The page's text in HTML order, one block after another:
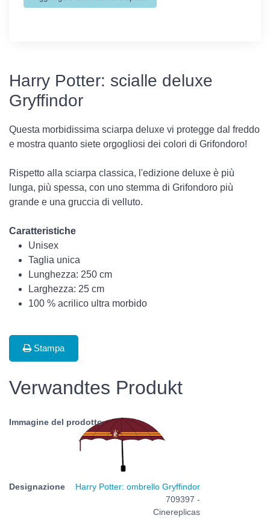
Harry Potter: scialle deluxe
Gryffindor
Questa morbidissima sciarpa deluxe vi protegge dal freddo
e mostra quanto siete orgogliosi dei colori di Grifondoro!
Rispetto alla sciarpa classica, l'edizione deluxe è più
lunga, più spessa, con uno stemma di Grifondoro più
grande e una gruccia di velluto.
Caratteristiche
Unisex
Taglia unica
Lunghezza: 250 cm
Larghezza: 25 cm
100 % acrilico ultra morbido
Stampa
Verwandtes Produkt
Harry Potter: ombrello Gryffindor
709397 -
Cinereplicas